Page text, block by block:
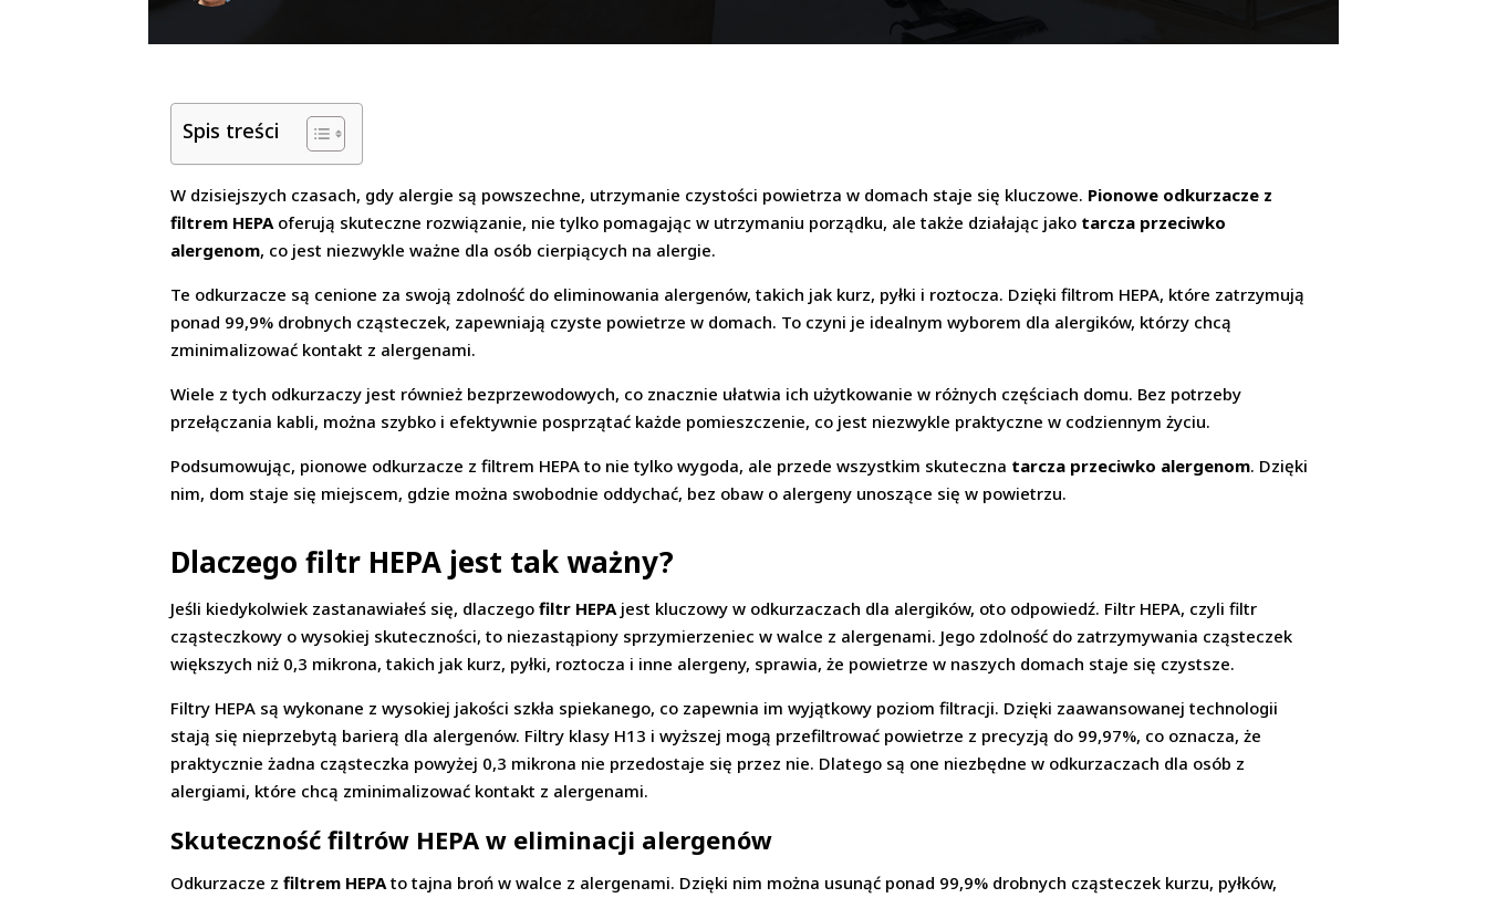
Spis treści
W dzisiejszych czasach, gdy alergie są powszechne, utrzymanie czystości powietrza w domach staje się kluczowe. Pionowe odkurzacze z
filtrem HEPAoferują skuteczne rozwiązanie, nie tylko pomagając w utrzymaniu porządku, ale także działając jako tarcza przeciwko
alergenom, co jest niezwykle ważne dla osób cierpiących na alergie.
Te odkurzacze są cenione za swoją zdolność do eliminowania alergenów, takich jak kurz, pyłki i roztocza. Dzięki filtrom HEPA, które zatrzymują
ponad 99,9% drobnych cząsteczek, zapewniają czyste powietrze w domach. To czyni je idealnym wyborem dla alergików, którzy chcą
zminimalizować kontakt z alergenami.
Wiele z tych odkurzaczy jest również bezprzewodowych, co znacznie ułatwia ich użytkowanie w różnych częściach domu. Bez potrzeby
przełączania kabli, można szybko i efektywnie posprzątać każde pomieszczenie, co jest niezwykle praktyczne w codziennym życiu.
Podsumowując, pionowe odkurzacze z filtrem HEPA to nie tylko wygoda, ale przede wszystkim skuteczna tarcza przeciwko alergenom. Dzięki
nim, dom staje się miejscem, gdzie można swobodnie oddychać, bez obaw o alergeny unoszące się w powietrzu.
Dlaczego filtr HEPA jest tak ważny?
Jeśli kiedykolwiek zastanawiałeś się, dlaczegofiltr HEPAjest kluczowy w odkurzaczach dla alergików, oto odpowiedź. Filtr HEPA, czyli filtr
cząsteczkowy o wysokiej skuteczności, to niezastąpiony sprzymierzeniec w walce z alergenami. Jego zdolność do zatrzymywania cząsteczek
większych niż 0,3 mikrona, takich jak kurz, pyłki, roztocza i inne alergeny, sprawia, że powietrze w naszych domach staje się czystsze.
Filtry HEPA są wykonane z wysokiej jakości szkła spiekanego, co zapewnia im wyjątkowy poziom filtracji. Dzięki zaawansowanej technologii
stają się nieprzebytą barierą dla alergenów. Filtry klasy H13 i wyższej mogą przefiltrować powietrze z precyzją do 99,97%, co oznacza, że
praktycznie żadna cząsteczka powyżej 0,3 mikrona nie przedostaje się przez nie. Dlatego są one niezbędne w odkurzaczach dla osób z
alergiami, które chcą zminimalizować kontakt z alergenami.
Skuteczność filtrów HEPA w eliminacji alergenów
Odkurzacze zfiltrem HEPAto tajna broń w walce z alergenami. Dzięki nim można usunąć ponad 99,9% drobnych cząsteczek kurzu, pyłków,